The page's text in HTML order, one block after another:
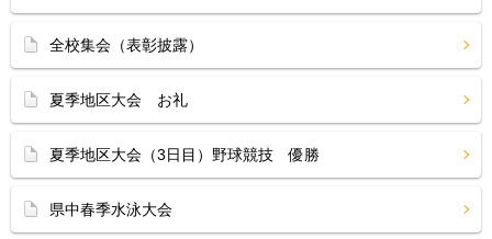
全校集会（表彰披露）
夏季地区大会 お礼
夏季地区大会（3日目）野球競技 優勝
県中春季水泳大会